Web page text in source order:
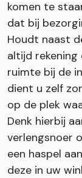
komen te
dat bij
Houdt naast
altijd
ruimte bij de
dient u zelf
op de plek
Denk hierbij
verlengsnoer
een haspel
deze in uw